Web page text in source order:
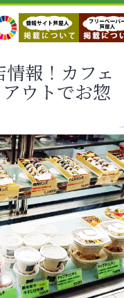
報！カフェ
ウトでお惣